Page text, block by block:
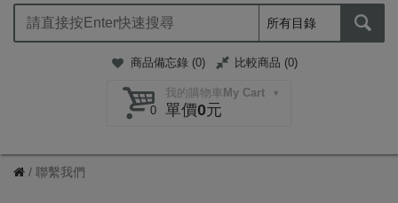
商品備忘錄 (0) 比較商品 (0)
我的購物車My Cart
0
單價0元
聯繫我們